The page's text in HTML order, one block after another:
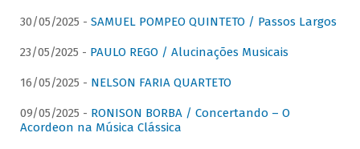
30/05/2025 - SAMUEL POMPEO QUINTETO / Passos Largos
23/05/2025 - PAULO REGO / Alucinações Musicais
16/05/2025 - NELSON FARIA QUARTETO
09/05/2025 - RONISON BORBA / Concertando – O
Acordeon na Música Clássica